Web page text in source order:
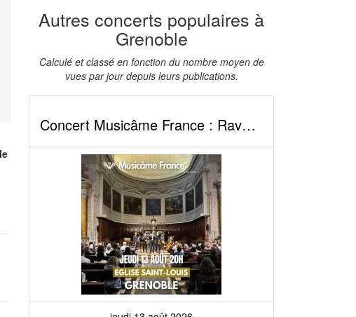
Autres concerts populaires à
Grenoble
Calculé et classé en fonction du nombre moyen de
vues par jour depuis leurs publications.
Concert Musicâme France : Ravel, Debussy, Vivaldi, Cantemir, Mozart, Bach, Doppler,...